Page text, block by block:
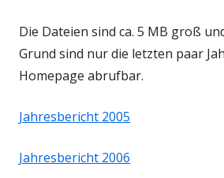
Die Dateien sind ca. 5 MB groß
Grund sind nur die letzten paar
Homepage abrufbar.
Jahresbericht 2005
Jahresbericht 2006